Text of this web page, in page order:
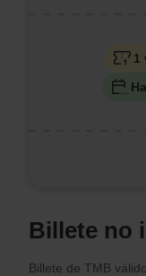
1
Billete no
Billete de TMB